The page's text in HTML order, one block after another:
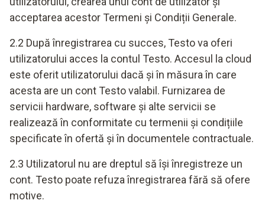
acceptarea acestor Termeni și Condiții Generale.
2.2 După înregistrarea cu succes, Testo va oferi
utilizatorului acces la contul Testo. Accesul la cloud
este oferit utilizatorului dacă și în măsura în care
acesta are un cont Testo valabil. Furnizarea de
servicii hardware, software și alte servicii se
realizează în conformitate cu termenii și condițiile
specificate în ofertă și în documentele contractuale.
2.3 Utilizatorul nu are dreptul să își înregistreze un
cont. Testo poate refuza înregistrarea fără să ofere
motive.